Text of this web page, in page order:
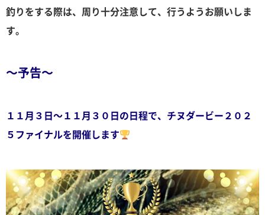
釣りをする際は、周り十分注意して、行うようお願いしま
す。
～予告～
１１月３日～１１月３０日の日程で、チヌダービー２０２
５ファイナルを開催します